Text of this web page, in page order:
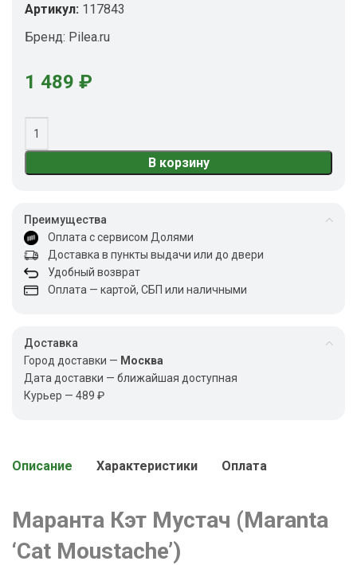
Артикул: 117843
Бренд: Pilea.ru
1 489 ₽
В корзину
Преимущества
Оплата с сервисом Долями
Доставка в пункты выдачи или до двери
Удобный возврат
Оплата — картой, СБП или наличными
Доставка
Город доставки — Москва
Дата доставки — ближайшая доступная
Курьер — 489 ₽
Описание Характеристики Оплата
Маранта Кэт Мустач (Maranta
‘Cat Moustache’)